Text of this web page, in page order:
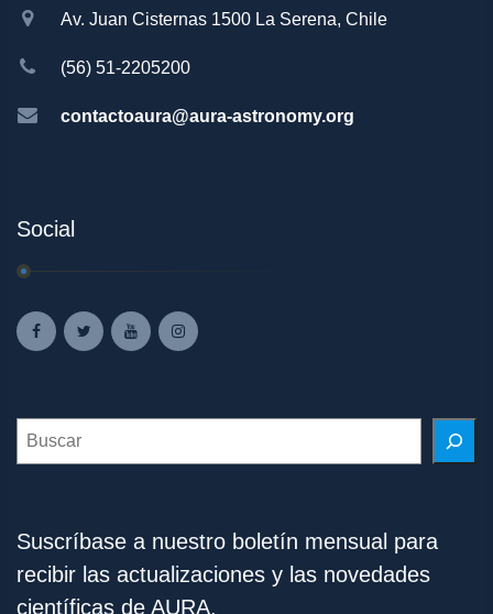
Av. Juan Cisternas 1500 La Serena, Chile
(56) 51-2205200
contactoaura@aura-astronomy.org
Social
Search
Suscríbase a nuestro boletín mensual para
recibir las actualizaciones y las novedades
científicas de AURA.